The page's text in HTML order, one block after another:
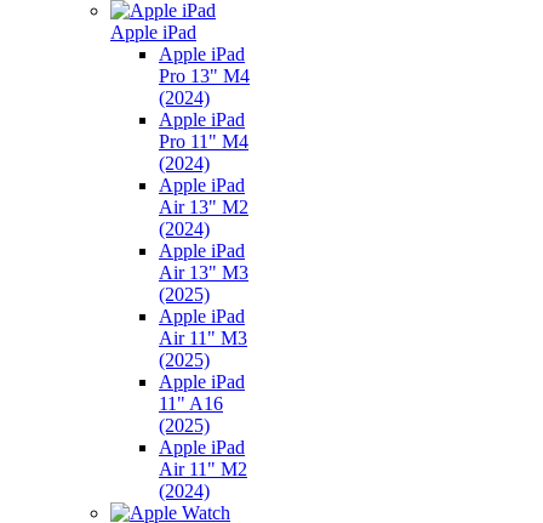
Apple iPad
Apple iPad
Pro 13" M4
(2024)
Apple iPad
Pro 11" M4
(2024)
Apple iPad
Air 13" M2
(2024)
Apple iPad
Air 13" M3
(2025)
Apple iPad
Air 11" M3
(2025)
Apple iPad
11" A16
(2025)
Apple iPad
Air 11" M2
(2024)